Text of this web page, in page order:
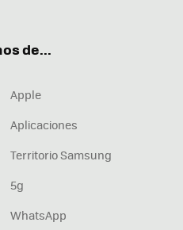
de...
Apple
Aplicaciones
Territorio Samsung
5g
WhatsApp